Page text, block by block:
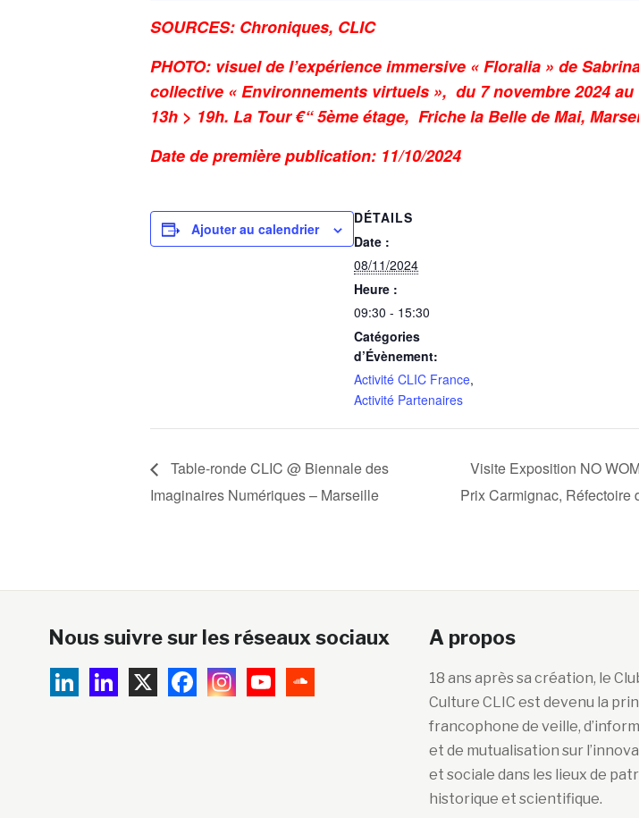
SOURCES: Chroniques, CLIC
PHOTO: visuel de l’expérience immersive « Floralia » de
collective «Environnements virtuels », du 7 novembre 2024
13h > 19h. La Tour €“ 5ème étage, Friche la Belle de Mai,
Date de première publication: 11/10/2024
Ajouter au calendrier
DÉTAILS
Date :
08/11/2024
Heure :
09:30 - 15:30
Catégories
d’Évènement:
Activité CLIC France,
Activité Partenaires
Table-ronde CLIC @ Biennale des
Imaginaires Numériques – Marseille
Visite Exposition NO
Prix Carmignac, Réfectoire
Nous suivre sur les réseaux sociaux A propos
18 ans après sa création, le
Culture CLIC est devenu la
francophone de veille,
et de mutualisation sur
et sociale dans les lieux de
historique et scientifique.